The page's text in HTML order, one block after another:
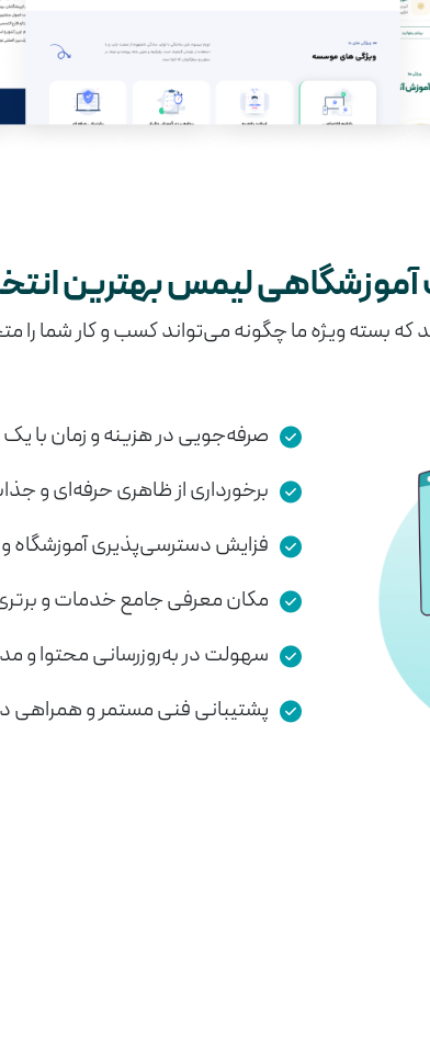
آموزشگاهی لیمس بهترین
بسته ویژه ما چگونه می‌تواند کسب و کار شما را
صرفه‌جویی در هزینه و زمان با
برخورداری از ظاهری حرفه‌ای و
فزایش دسترسی‌پذیری آموزشگاه و
مکان معرفی جامع خدمات و
سهولت در به‌روزرسانی محتوا و
پشتیبانی فنی مستمر و همراهی